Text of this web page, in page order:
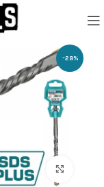
-28%
to enlarge